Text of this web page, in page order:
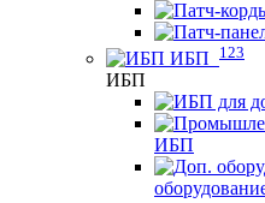
ИБП
123
ИБП
ИБП